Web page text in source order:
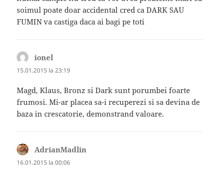
soimul poate doar accidental cred ca DARK SAU
FUMIN va castiga daca ai bagi pe toti
ionel
15.01.2015 la 23:19
Magd, Klaus, Bronz si Dark sunt porumbei foarte
frumosi. Mi-ar placea sa-i recuperezi si sa devina de
baza in crescatorie, demonstrand valoare.
AdrianMadlin
16.01.2015 la 00:06